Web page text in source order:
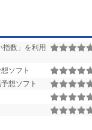
指数」を利用
ソフト
想ソフト